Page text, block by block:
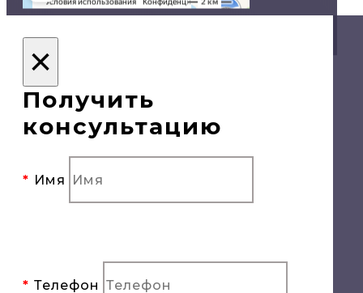
×
Получить
консультацию
Имя
Телефон